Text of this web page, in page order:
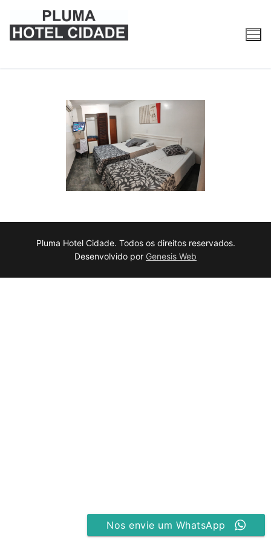
Pluma Hotel Cidade. Todos os direitos reservados.
Desenvolvido por Genesis Web
Nos envie um WhatsApp